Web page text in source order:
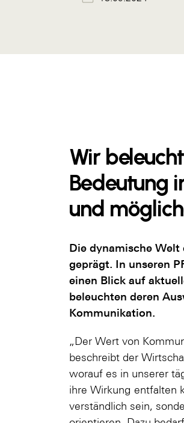
Wir
Bedeutung
und
Die dynamische
geprägt. In unseren
einen Blick auf
beleuchten deren
Kommunikation.
„Der Wert von
beschreibt der
worauf es in unserer
ihre Wirkung entfalten
verständlich sein,